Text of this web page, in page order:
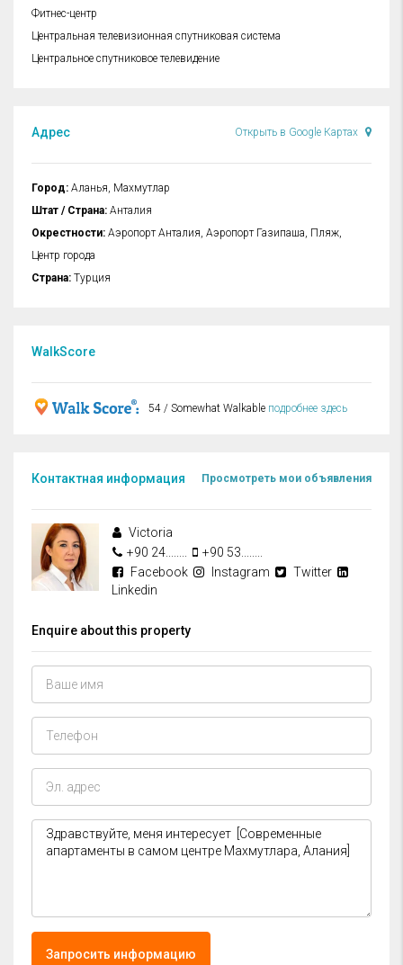
Фитнес-центр
Центральная телевизионная спутниковая система
Центральное спутниковое телевидение
Адрес Открыть в Google Картах
Город: Аланья, Махмутлар
Штат / Страна: Анталия
Окрестности: Аэропорт Анталия, Аэропорт Газипаша, Пляж,
Центр города
Страна: Турция
WalkScore
54 / Somewhat Walkable подробнее здесь
Контактная информация Просмотреть мои объявления
Victoria
+90 24........
+90 53........
Facebook
Instagram
Twitter
Linkedin
Enquire about this property
Запросить информацию